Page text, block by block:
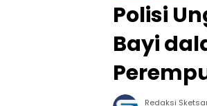
Polisi
Bayi
Redaksi